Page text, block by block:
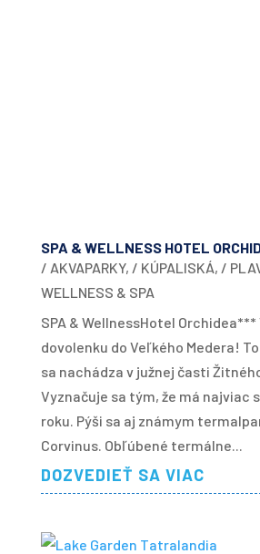
SPA & WELLNESS HOTEL
/ AKVAPARKY, / KÚPALISKÁ, /
WELLNESS & SPA
SPA & WellnessHotel
dovolenku do Veľkého Medera!
sa nachádza v južnej časti
Vyznačuje sa tým, že má najviac
roku. Pýši sa aj známym
Corvinus. Obľúbené termálne...
DOZVEDIEŤ SA VIAC